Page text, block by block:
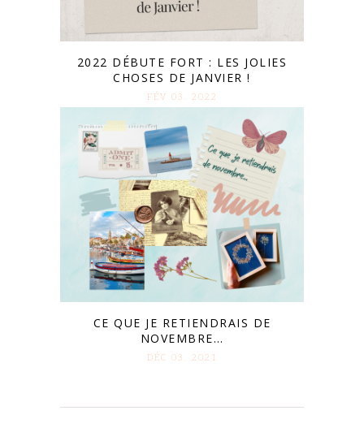
2022 DÉBUTE FORT : LES JOLIES
CHOSES DE JANVIER !
FÉV 03. 2022
CE QUE JE RETIENDRAIS DE
NOVEMBRE…
DÉC 03. 2021